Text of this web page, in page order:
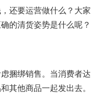
还要运营做什么？大家
的清货姿势是什么呢？
捆绑销售。当消费者达
其他商品一起发出去。